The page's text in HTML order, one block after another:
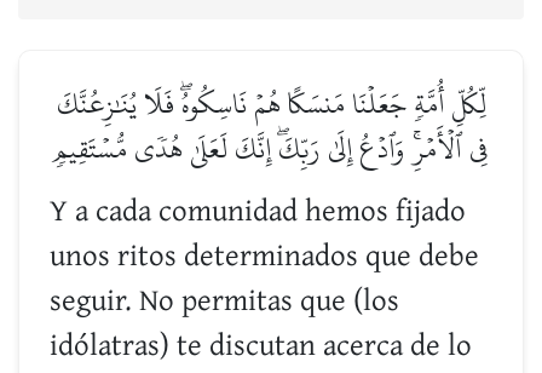
لِّكُلِّ أُمَّةٖ جَعَلۡنَا مَنسَكًا هُمۡ نَاسِكُوهُۖ فَلَا يُنَٰزِعُنَّكَ
فِي ٱلۡأَمۡرِۚ وَٱدۡعُ إِلَىٰ رَبِّكَۖ إِنَّكَ لَعَلَىٰ هُدٗى مُّسۡتَقِيمٖ
Y a cada comunidad hemos fijado
unos ritos determinados que debe
seguir. No permitas que (los
idólatras) te discutan acerca de lo